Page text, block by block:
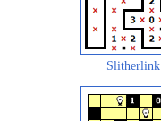
Slitherlink